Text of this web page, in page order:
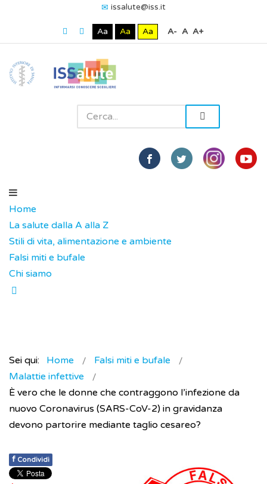
issalute@iss.it
Aa Aa Aa A- A A+
Home
La salute dalla A alla Z
Stili di vita, alimentazione e ambiente
Falsi miti e bufale
Chi siamo
Sei qui: Home
Falsi miti e bufale
Malattie infettive
È vero che le donne che contraggono l’infezione da
nuovo Coronavirus (SARS-CoV-2) in gravidanza
devono partorire mediante taglio cesareo?
f Condividi